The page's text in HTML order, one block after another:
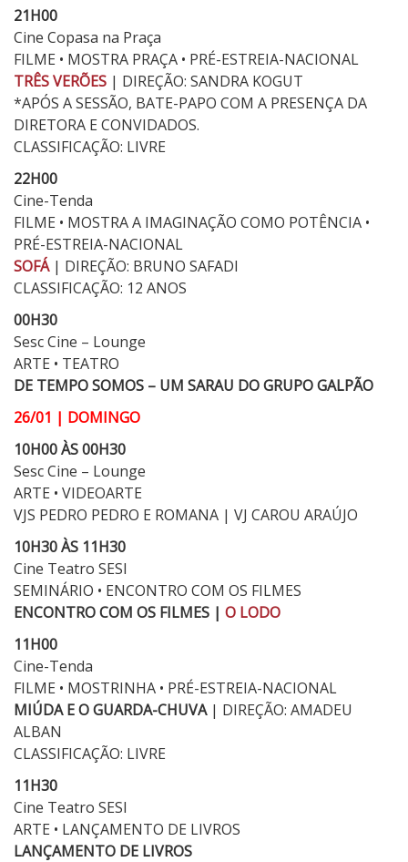
21H00
Cine Copasa na Praça
FILME • MOSTRA PRAÇA • PRÉ-ESTREIA-NACIONAL
TRÊS VERÕES | DIREÇÃO: SANDRA KOGUT
*APÓS A SESSÃO, BATE-PAPO COM A PRESENÇA DA
DIRETORA E CONVIDADOS.
CLASSIFICAÇÃO: LIVRE
22H00
Cine-Tenda
FILME • MOSTRA A IMAGINAÇÃO COMO POTÊNCIA •
PRÉ-ESTREIA-NACIONAL
SOFÁ| DIREÇÃO: BRUNO SAFADI
CLASSIFICAÇÃO: 12 ANOS
00H30
Sesc Cine – Lounge
ARTE • TEATRO
DE TEMPO SOMOS – UM SARAU DO GRUPO GALPÃO
26/01 | DOMINGO
10H00 ÀS 00H30
Sesc Cine – Lounge
ARTE • VIDEOARTE
VJS PEDRO PEDRO E ROMANA | VJ CAROU ARAÚJO
10H30 ÀS 11H30
Cine Teatro SESI
SEMINÁRIO • ENCONTRO COM OS FILMES
ENCONTRO COM OS FILMES | O LODO
11H00
Cine-Tenda
FILME • MOSTRINHA • PRÉ-ESTREIA-NACIONAL
MIÚDA E O GUARDA-CHUVA| DIREÇÃO: AMADEU
ALBAN
CLASSIFICAÇÃO: LIVRE
11H30
Cine Teatro SESI
ARTE • LANÇAMENTO DE LIVROS
LANÇAMENTO DE LIVROS